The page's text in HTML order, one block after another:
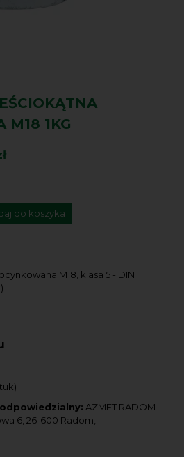
M18 1KG
do koszyka
M18, klasa 5 - DIN
AZMET RADOM
6, 26-600 Radom,